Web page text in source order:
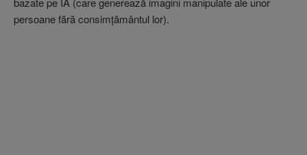
persoane fără consimţământul lor).